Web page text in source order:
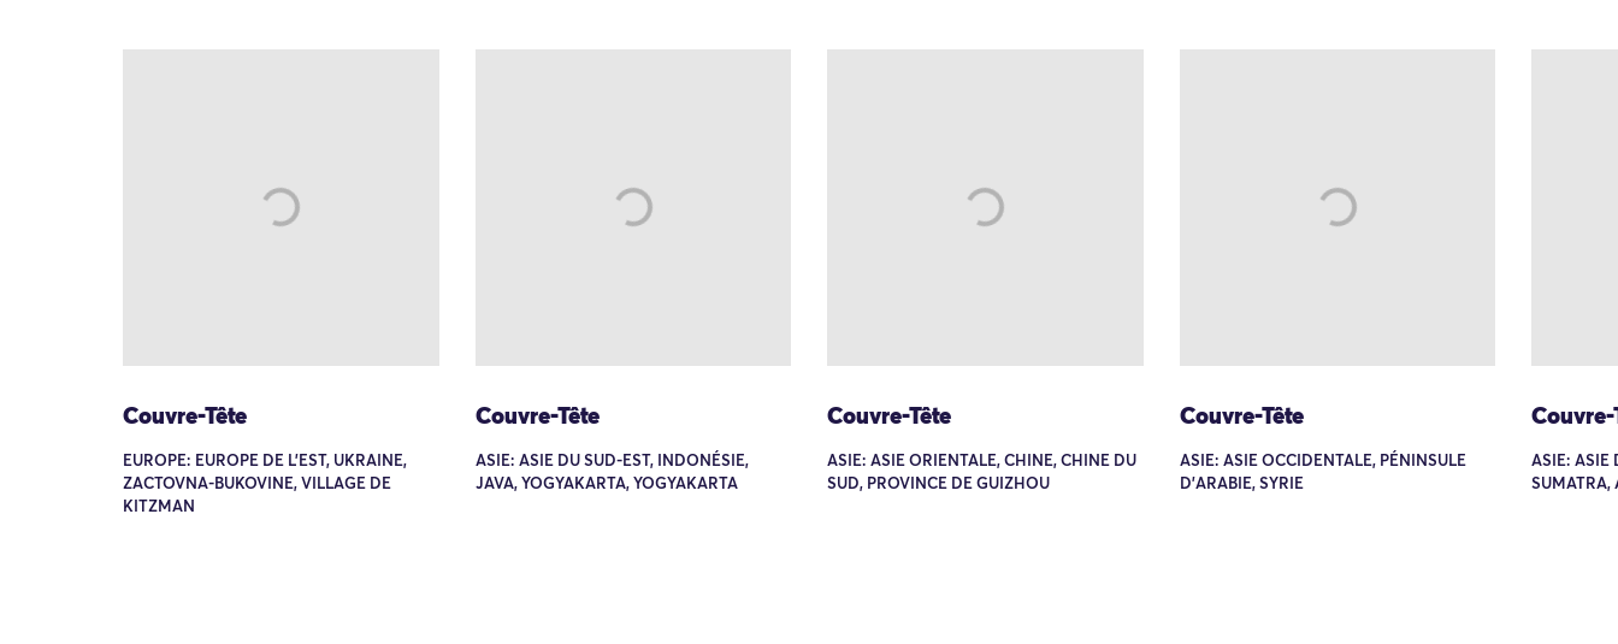
Couvre-Tête
EUROPE: EUROPE DE L'EST, UKRAINE,
ZACTOVNA-BUKOVINE, VILLAGE DE
KITZMAN
Couvre-Tête
ASIE: ASIE DU SUD-EST, INDONÉSIE,
JAVA, YOGYAKARTA, YOGYAKARTA
Couvre-Tête
ASIE: ASIE ORIENTALE, CHINE, CHINE DU
SUD, PROVINCE DE GUIZHOU
Couvre-Tête
ASIE: ASIE OCCIDENTALE, PÉNINSULE
D'ARABIE, SYRIE
Couvre-
ASIE: ASIE
SUMATRA,